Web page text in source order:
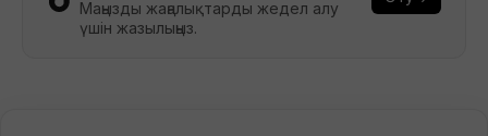
Маңызды жаңалықтарды жедел алу
үшін жазылыңыз.